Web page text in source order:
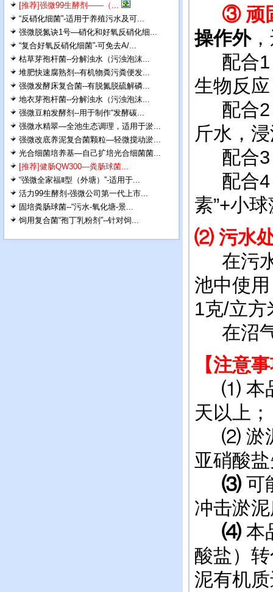
[推荐]强微99生酵剂——（...
“反硝化细菌”-适用于养殖污水及可...
强微脱氮诀1号—硝化和好氧反硝化细...
“复合好氧反硝化细菌”-可免去A/...
枯草芽孢杆菌--分解浊水（污浊泡沫...
堆肥快速腐熟剂--有机物粪污粪便发...
强微发酵床复合菌--有脱氮脱硫解磷...
地衣芽孢杆菌--分解浊水（污浊泡沫...
强微豆粕发酵剂--用于制作“发酵碳...
强微水精翠—全池生态调理，适用于淤...
强微改底养泥复合菌颗粒—轻微搅动淤...
光合细菌培养基—自己扩培光合细菌菌...
[推荐]健肠QW300—粪肠球菌...
“强微全家福Ⅱ型（外塘）”-适用于...
活力99生酵剂-强微公司第一代上市...
固培粪肠球菌--“污水-氧化塘-景...
饲用复合菌“孢丁乳粉剂”--针对饲...
③ 顽
操作外
配合1
生物反
配合2
斤水，
配合3
配合4
素”+小
⑵ 污水
在污水
池中使
1克/立方
在沼气
【注意
⑴ 本品
天以上；
⑵ 淤泥
亚硝酸
⑶可
冲击淤
⑷本
酸盐）
泥有机